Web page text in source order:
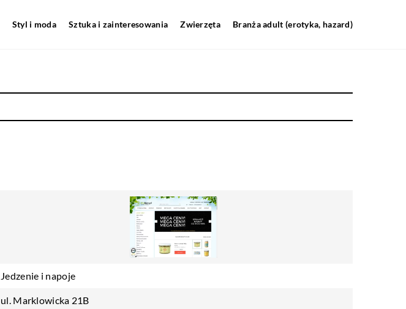
Styl i moda Sztuka i zainteresowania Zwierzęta Branża adult (erotyka, hazard)
Jedzenie i napoje
ul. Marklowicka 21B